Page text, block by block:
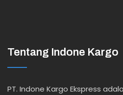
Tentang Indone Kargo
PT. Indone Kargo Ekspress